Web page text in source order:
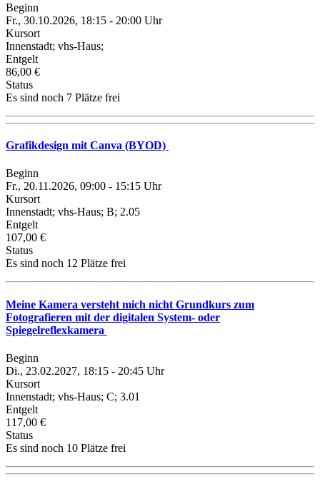
Beginn
Fr., 30.10.2026, 18:15 - 20:00 Uhr
Kursort
Innenstadt; vhs-Haus;
Entgelt
86,00 €
Status
Es sind noch 7 Plätze frei
Grafikdesign mit Canva (BYOD)
Beginn
Fr., 20.11.2026, 09:00 - 15:15 Uhr
Kursort
Innenstadt; vhs-Haus; B; 2.05
Entgelt
107,00 €
Status
Es sind noch 12 Plätze frei
Meine Kamera versteht mich nicht Grundkurs zum
Fotografieren mit der digitalen System- oder
Spiegelreflexkamera
Beginn
Di., 23.02.2027, 18:15 - 20:45 Uhr
Kursort
Innenstadt; vhs-Haus; C; 3.01
Entgelt
117,00 €
Status
Es sind noch 10 Plätze frei